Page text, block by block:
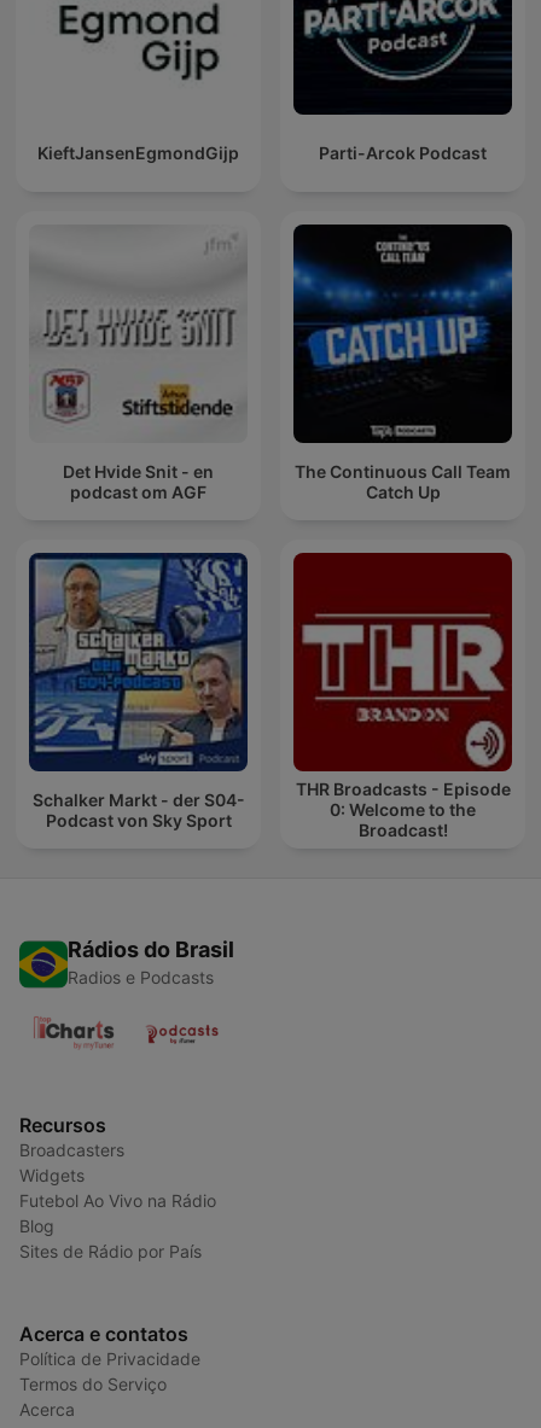
KieftJansenEgmondGijp Parti-Arcok Podcast
Det Hvide Snit - en
podcast om AGF
The Continuous Call Team
Catch Up
Schalker Markt - der S04-
Podcast von Sky Sport
THR Broadcasts - Episode
0: Welcome to the
Broadcast!
Rádios do Brasil
Radios e Podcasts
Recursos
Broadcasters
Widgets
Futebol Ao Vivo na Rádio
Blog
Sites de Rádio por País
Acerca e contatos
Política de Privacidade
Termos do Serviço
Acerca